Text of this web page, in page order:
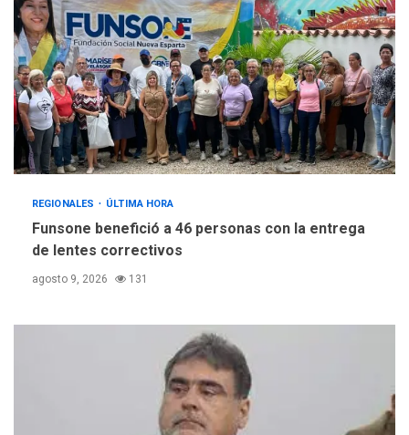
REGIONALES ÚLTIMA HORA
Funsone benefició a 46 personas con la entrega
de lentes correctivos
agosto 9, 2026 131